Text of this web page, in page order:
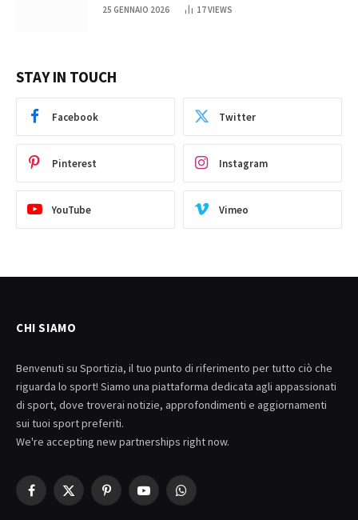
25 GENNAIO 2026 17VIEWS
STAY IN TOUCH
Facebook Twitter
Pinterest Instagram
YouTube Vimeo
CHI SIAMO
Benvenuti su Sportizia, il tuo punto di riferimento per tutto ciò che
riguarda lo sport! Siamo una piattaforma dedicata agli appassionati
di sport, dove troverai notizie, approfondimenti e aggiornamenti
sui tuoi sport preferiti.
We're accepting new partnerships right now.
Facebook
X
PinterestYouTubeWhatsApp